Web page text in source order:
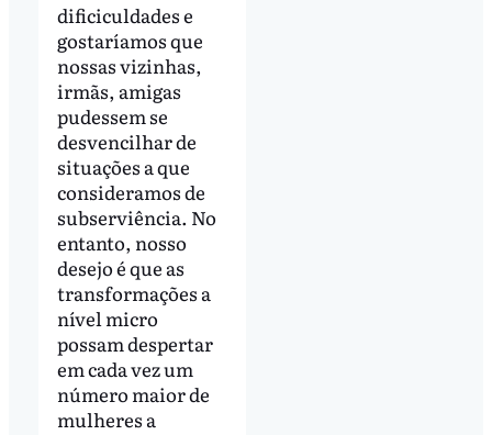
dificiculdades e
gostaríamos que
nossas vizinhas,
irmãs, amigas
pudessem se
desvencilhar de
situações a que
consideramos de
subserviência. No
entanto, nosso
desejo é que as
transformações a
nível micro
possam despertar
em cada vez um
número maior de
mulheres a